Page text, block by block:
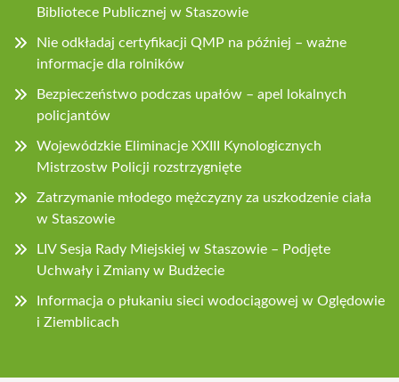
Bibliotece Publicznej w Staszowie
Nie odkładaj certyfikacji QMP na później – ważne
informacje dla rolników
Bezpieczeństwo podczas upałów – apel lokalnych
policjantów
Wojewódzkie Eliminacje XXIII Kynologicznych
Mistrzostw Policji rozstrzygnięte
Zatrzymanie młodego mężczyzny za uszkodzenie ciała
w Staszowie
LIV Sesja Rady Miejskiej w Staszowie – Podjęte
Uchwały i Zmiany w Budżecie
Informacja o płukaniu sieci wodociągowej w Oględowie
i Ziemblicach